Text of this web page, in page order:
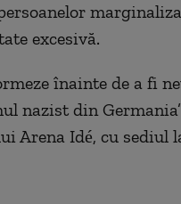
excesivă.
înainte de a fi
nazist din
Arena Idé, cu sediul